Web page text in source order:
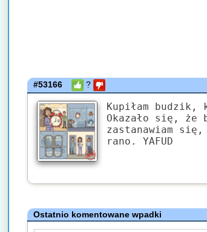
#53166 ?
Kupiłam budzik,
Okazało się,
zastanawiam
rano. YAFUD
Ostatnio komentowane wpadki